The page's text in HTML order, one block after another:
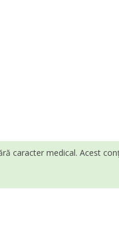
caracter medical. Acest